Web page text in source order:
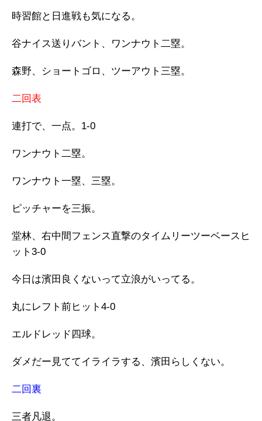
時習館と日進戦も気になる。
谷ナイス送りバント、ワンナウト二塁。
森野、ショートゴロ、ツーアウト三塁。
二回表
連打で、一点。1-0
ワンナウト二塁。
ワンナウト一塁、三塁。
ピッチャーを三振。
堂林、右中間フェンス直撃のタイムリーツーベースヒ
ット3-0
今日は濱田良くないって立浪がいってる。
丸にレフト前ヒット4-0
エルドレッド四球。
ダメだー見ててイライラする、濱田らしくない。
二回裏
三者凡退。